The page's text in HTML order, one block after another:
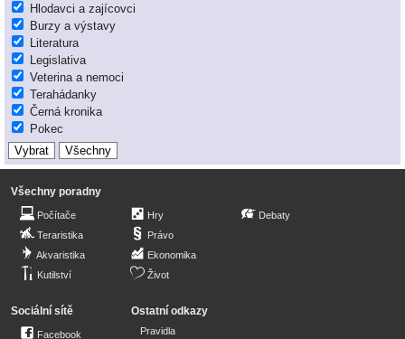
Hlodavci a zajícovci
Burzy a výstavy
Literatura
Legislativa
Veterina a nemoci
Terahádanky
Černá kronika
Pokec
Všechny poradny
Počítače
Teraristika
Akvaristika
Kutilství
Hry
Právo
Ekonomika
Život
Debaty
Sociální sítě
Facebook
Ostatní odkazy
Pravidla